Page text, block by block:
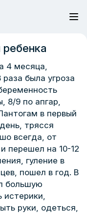
4 месяца,
была угроза
8/9 по апгар,
в первый
трясся
всегда, от
перешел на 10-12
гуление в
пошел в год. В
большую
истерики,
руки, одеться,